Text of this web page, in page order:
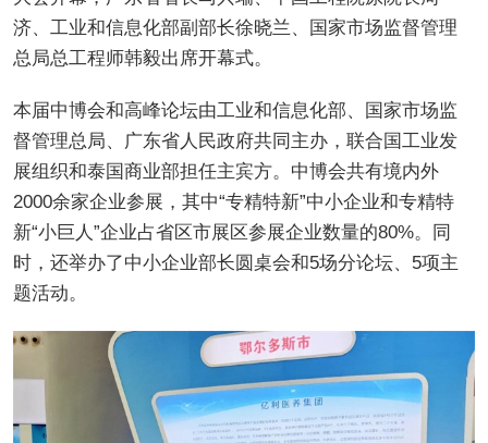
济、工业和信息化部副部长徐晓兰、国家市场监督管理
总局总工程师韩毅出席开幕式。
本届中博会和高峰论坛由工业和信息化部、国家市场监
督管理总局、广东省人民政府共同主办，联合国工业发
展组织和泰国商业部担任主宾方。中博会共有境内外
2000余家企业参展，其中“专精特新”中小企业和专精特
新“小巨人”企业占省区市展区参展企业数量的80%。同
时，还举办了中小企业部长圆桌会和5场分论坛、5项主
题活动。